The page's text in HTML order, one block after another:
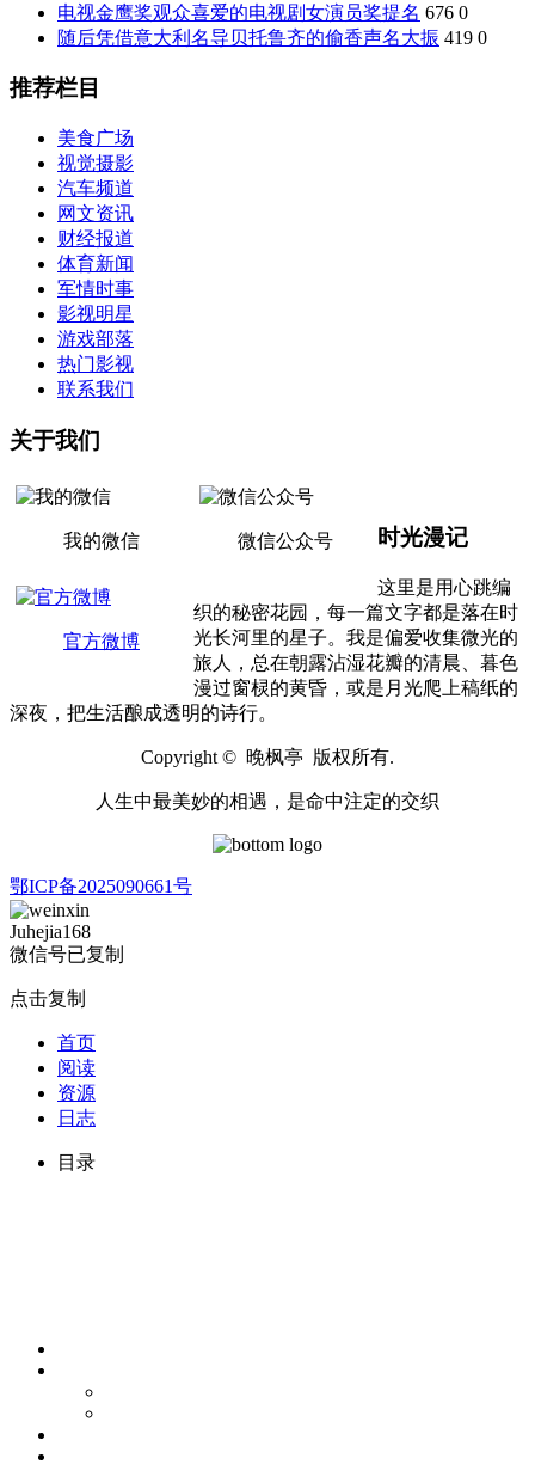
电视金鹰奖观众喜爱的电视剧女演员奖提名 676 0
随后凭借意大利名导贝托鲁齐的偷香声名大振 419 0
推荐栏目
美食广场
视觉摄影
汽车频道
网文资讯
财经报道
体育新闻
军情时事
影视明星
游戏部落
热门影视
联系我们
关于我们
我的微信 微信公众号
官方微博
时光漫记
这里是用心跳编
织的秘密花园，每一篇文字都是落在时
光长河里的星子。我是偏爱收集微光的
旅人，总在朝露沾湿花瓣的清晨、暮色
漫过窗棂的黄昏，或是月光爬上稿纸的
深夜，把生活酿成透明的诗行。
Copyright © 晚枫亭 版权所有.
人生中最美妙的相遇，是命中注定的交织
鄂ICP备2025090661号
Juhejia168
微信号已复制
点击复制
首页
阅读
资源
日志
目录